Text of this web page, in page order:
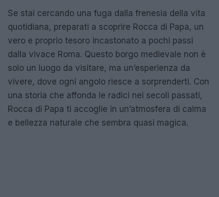
Se stai cercando una fuga dalla frenesia della vita
quotidiana, preparati a scoprire Rocca di Papa, un
vero e proprio tesoro incastonato a pochi passi
dalla vivace Roma. Questo borgo medievale non è
solo un luogo da visitare, ma un’esperienza da
vivere, dove ogni angolo riesce a sorprenderti. Con
una storia che affonda le radici nei secoli passati,
Rocca di Papa ti accoglie in un’atmosfera di calma
e bellezza naturale che sembra quasi magica.